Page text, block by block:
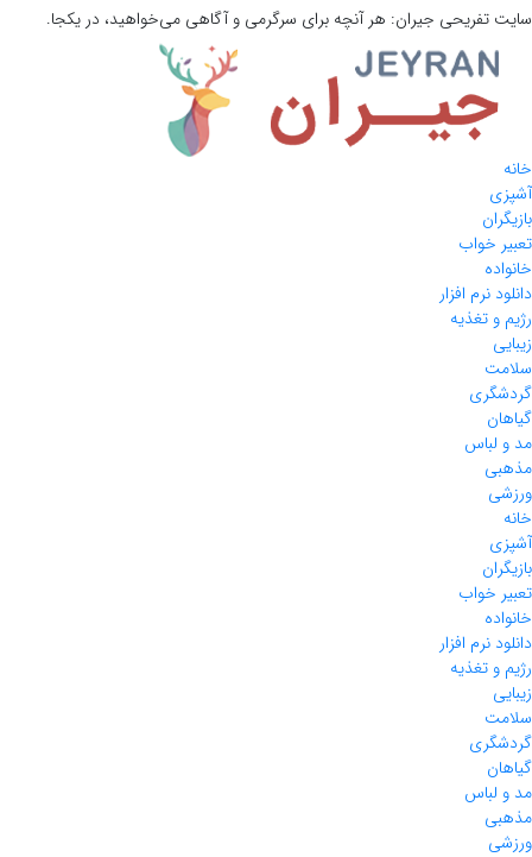
سایت تفریحی جیران: هر آنچه برای سرگرمی و آگاهی می‌خواهید، در یکجا.
خانه
آشپزی
بازیگران
تعبیر خواب
خانواده
دانلود نرم افزار
رژیم و تغذیه
زیبایی
سلامت
گردشگری
گیاهان
مد و لباس
مذهبی
ورزشی
خانه
آشپزی
بازیگران
تعبیر خواب
خانواده
دانلود نرم افزار
رژیم و تغذیه
زیبایی
سلامت
گردشگری
گیاهان
مد و لباس
مذهبی
ورزشی